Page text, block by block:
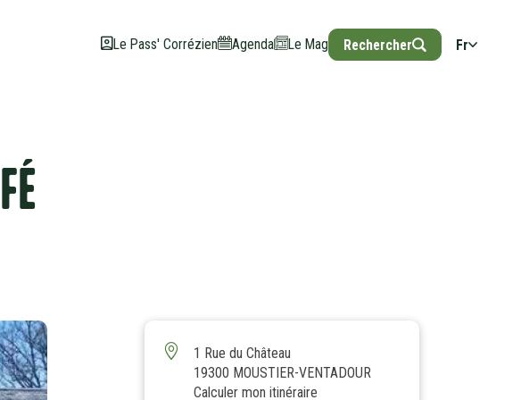
Le Pass' Corrézien Agenda Le Mag Rechercher Fr
1 Rue du Château
19300 MOUSTIER-VENTADOUR
Calculer mon itinéraire